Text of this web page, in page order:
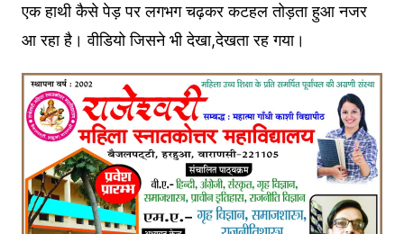
एक हाथी कैसे पेड़ पर लगभग चढ़कर कटहल तोड़ता हुआ नजर
आ रहा है। वीडियो जिसने भी देखा,देखता रह गया।